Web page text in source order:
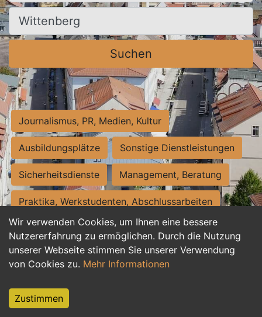
Wir verwenden Cookies, um Ihnen eine bessere
Nutzererfahrung zu ermöglichen. Durch die Nutzung
unserer Webseite stimmen Sie unserer Verwendung
von Cookies zu. Mehr Informationen
Zustimmen
Ort, Stadt
Suchen
Journalismus, PR, Medien, Kultur
Ausbildungsplätze Sonstige Dienstleistungen
Sicherheitsdienste Management, Beratung
Praktika, Werkstudenten, Abschlussarbeiten
Personalwesen Assistenz, Sekretariat
Hilfskräfte, Aushilfs- und Nebenjobs
Weiterbildung, Studium, duale Ausbildung